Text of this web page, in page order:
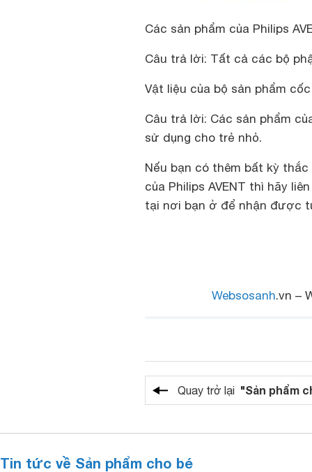
Các sản phẩm của Philips
Câu trả lời: Tất cả các bộ
Vật liệu của bộ sản phẩm
Câu trả lời: Các sản phẩm
sử dụng cho trẻ nhỏ.
Nếu bạn có thêm bất kỳ
của Philips AVENT thì hãy
tại nơi bạn ở để nhận được
Websosanh.vn –
Quay trở lại "Sản phẩm
Tin tức về Sản phẩm cho bé